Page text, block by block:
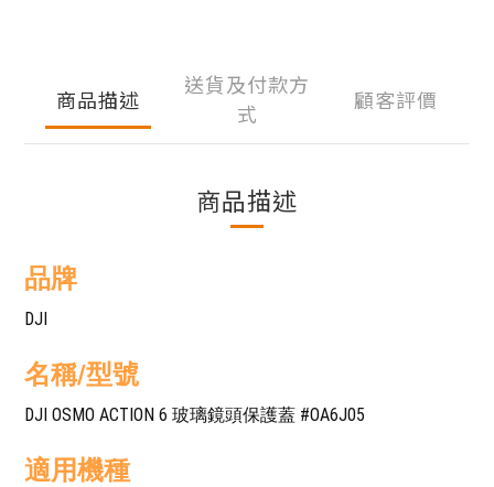
商品描述
送貨及付款方
式
顧客評價
商品描述
品牌
DJI
名稱/型號
DJI OSMO ACTION 6 玻璃鏡頭保護蓋 #OA6J05
適用機種